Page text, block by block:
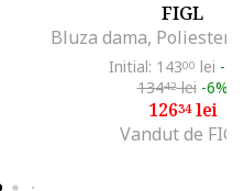
FIGL
Initial: 14300 lei -
13442lei -6%
12634lei
Vandut de FIGL